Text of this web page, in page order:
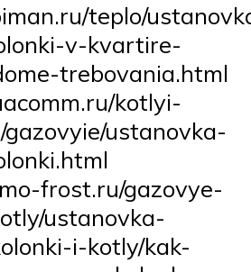
teplo/
v-kvartire-
trebovania.html
kotlyi-
ustanovka-
frost.ru/gazovye-
ustanovka-
i-kotly/kak-